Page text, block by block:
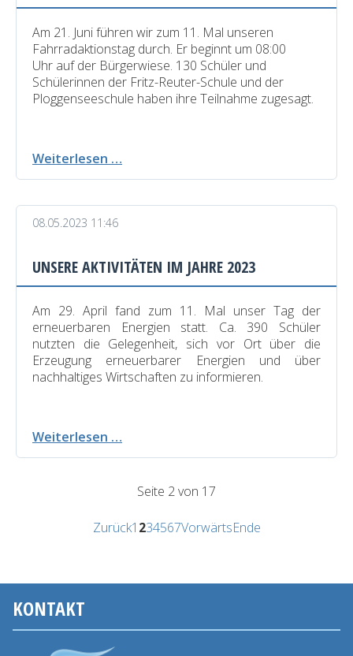
Am 21. Juni führen wir zum 11. Mal unseren
Fahrradaktionstag durch. Er beginnt um 08:00
Uhr auf der Bürgerwiese. 130 Schüler und
Schülerinnen der Fritz-Reuter-Schule und der
Ploggenseeschule haben ihre Teilnahme zugesagt.
Weiterlesen …
08.05.2023 11:46
UNSERE AKTIVITÄTEN IM JAHRE 2023
Am 29. April fand zum 11. Mal unser Tag der
erneuerbaren Energien statt. Ca. 390 Schüler
nutzten die Gelegenheit, sich vor Ort über die
Erzeugung erneuerbarer Energien und über
nachhaltiges Wirtschaften zu informieren.
Weiterlesen …
Jahre
2023
Seite 2 von 17
Zurück1 234567VorwärtsEnde
KONTAKT